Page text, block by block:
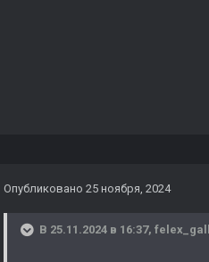
Опубликовано 25 ноября, 2024
В 25.11.2024 в 16:37,